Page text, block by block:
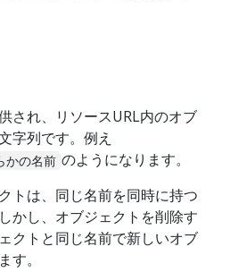
され、リソースURL内のオブ
字列です。例え
の名前 のようになります。
トは、同じ名前を同時に持つ
かし、オブジェクトを削除す
クトと同じ名前で新しいオブ
す。